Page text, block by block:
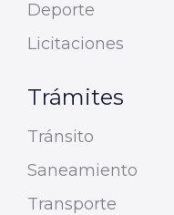
Deporte
Licitaciones
Trámites
Tránsito
Saneamiento
Transporte